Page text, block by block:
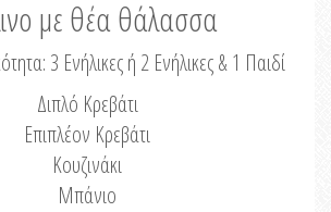
με θέα θάλασσα
3 Ενήλικες ή 2 Ενήλικες & 1 Παιδί
Διπλό Κρεβάτι
Επιπλέον Κρεβάτι
Κουζινάκι
Μπάνιο